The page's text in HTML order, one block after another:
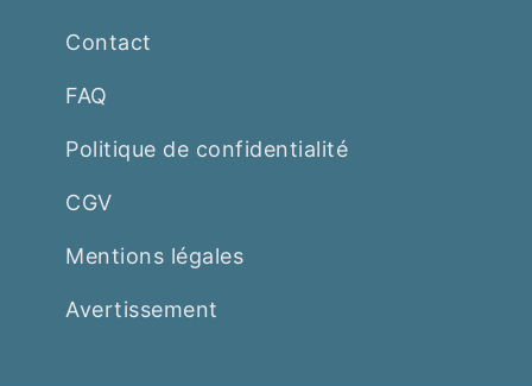
Contact
FAQ
Politique de confidentialité
CGV
Mentions légales
Avertissement